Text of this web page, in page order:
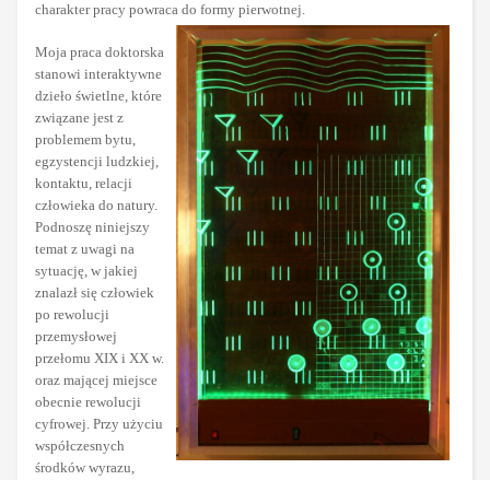
charakter pracy powraca do formy pierwotnej.
Moja praca doktorska
stanowi interaktywne
dzieło świetlne, które
związane jest z
problemem bytu,
egzystencji ludzkiej,
kontaktu, relacji
człowieka do natury.
Podnoszę niniejszy
temat z uwagi na
sytuację, w jakiej
znalazł się człowiek
po rewolucji
przemysłowej
przełomu XIX i XX w.
oraz mającej miejsce
obecnie rewolucji
cyfrowej. Przy użyciu
współczesnych
środków wyrazu,